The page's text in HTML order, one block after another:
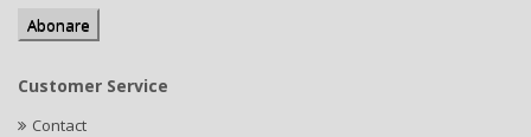
Customer Service
Contact